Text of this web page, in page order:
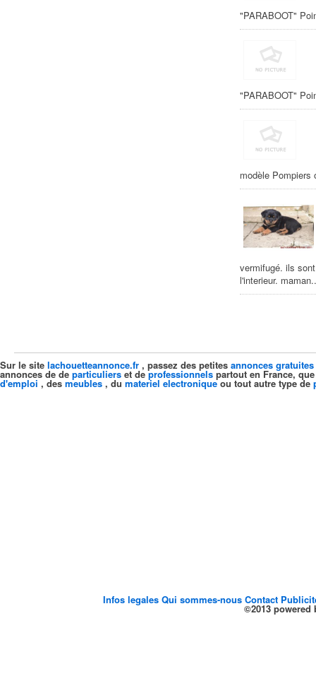
"PARABOOT"
"PARABOOT"
modèle Pompiers
vermifugé. ils
l'interieur.
Sur le site lachouetteannonce.fr , passez des petites annonces gratuites
annonces de de particuliers et deprofessionnels partout en France,
d'emploi , des meubles , du materiel electroniqueou tout autre type de
Infos legalesQui sommes-nousContact
©2013 powered